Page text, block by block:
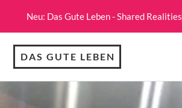
DAS GUTE LEBEN
Neu: Das Gute Leben - Shared Realities